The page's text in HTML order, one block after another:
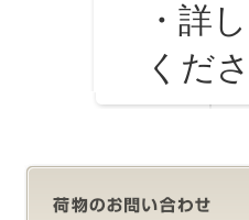
・詳し
くだ